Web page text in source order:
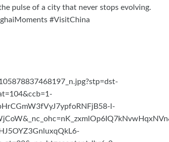
pulse of a city that never stops evolving.
#VisitChina